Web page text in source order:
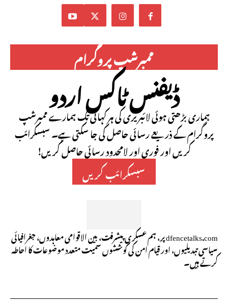
ممبرشپ پروگرام
ڈیفنس ٹاکس اردو
ہماری بڑھتی ہوئی لائبریری کی ہر کہانی تک ہمارے ممبرشپ
پروگرام کے ذریعے رسائی حاصل کی جا سکتی ہے۔ سبسکرائب
کریں اور فوری اور لامحدود رسائی حاصل کریں!
سبسکرائب کریں
dfencetalks.com پر، ہم عسکری پیشرفت، بین الاقوامی معاہدوں، جغرافیائی
سیاسی تبدیلیوں، اور قیام امن کی کوششوں سمیت متعدد موضوعات کا احاطہ
کرتے ہیں۔